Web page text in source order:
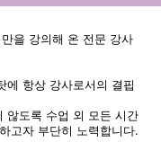
을 강의해 온 전문 강사
에 항상 강사로서의 결핍
않도록 수업 외 모든 시간
고자 부단히 노력합니다.